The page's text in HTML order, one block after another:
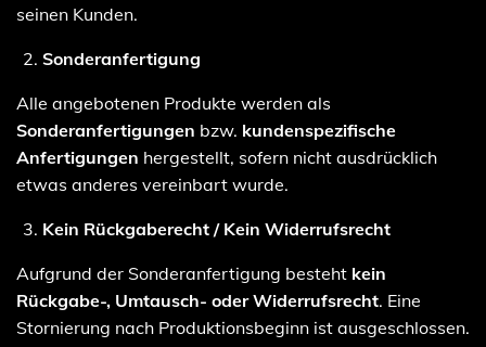
seinen Kunden.
Sonderanfertigung
Alle angebotenen Produkte werden als
Sonderanfertigungen bzw. kundenspezifische
Anfertigungen hergestellt, sofern nicht ausdrücklich
etwas anderes vereinbart wurde.
Kein Rückgaberecht / Kein Widerrufsrecht
Aufgrund der Sonderanfertigung besteht kein
Rückgabe-, Umtausch- oder Widerrufsrecht. Eine
Stornierung nach Produktionsbeginn ist ausgeschlossen.